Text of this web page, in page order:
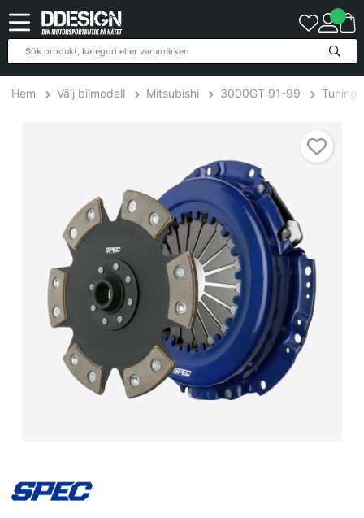
Hem Välj bilmodell Mitsubishi 3000GT 91-99 Tuning